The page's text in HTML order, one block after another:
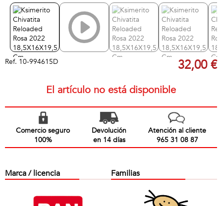
Ref. 10-994615D 32,00 €
El artículo no está disponible
Comercio seguro
100%
Devolución
en 14 días
Atención al cliente
965 31 08 87
Marca / licencia Familias